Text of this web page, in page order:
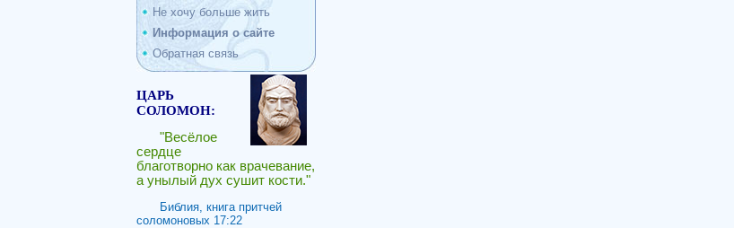
Не хочу больше жить
Информация о сайте
Обратная связь
ЦАРЬ
СОЛОМОН:
"Весёлое
сердце
благотворно как врачевание,
а унылый дух сушит кости."
Библия, книга притчей
соломоновых 17:22